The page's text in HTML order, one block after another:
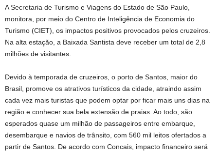
A Secretaria de Turismo e Viagens do Estado de São Paulo,
monitora, por meio do Centro de Inteligência de Economia do
Turismo (CIET), os impactos positivos provocados pelos cruzeiros.
Na alta estação, a Baixada Santista deve receber um total de 2,8
milhões de visitantes.
Devido à temporada de cruzeiros, o porto de Santos, maior do
Brasil, promove os atrativos turísticos da cidade, atraindo assim
cada vez mais turistas que podem optar por ficar mais uns dias na
região e conhecer sua bela extensão de praias. Ao todo, são
esperados quase um milhão de passageiros entre embarque,
desembarque e navios de trânsito, com 560 mil leitos ofertados a
partir de Santos. De acordo com Concais, impacto financeiro será